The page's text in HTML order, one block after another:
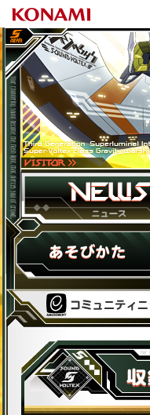
ニュース
HOW to PLAY